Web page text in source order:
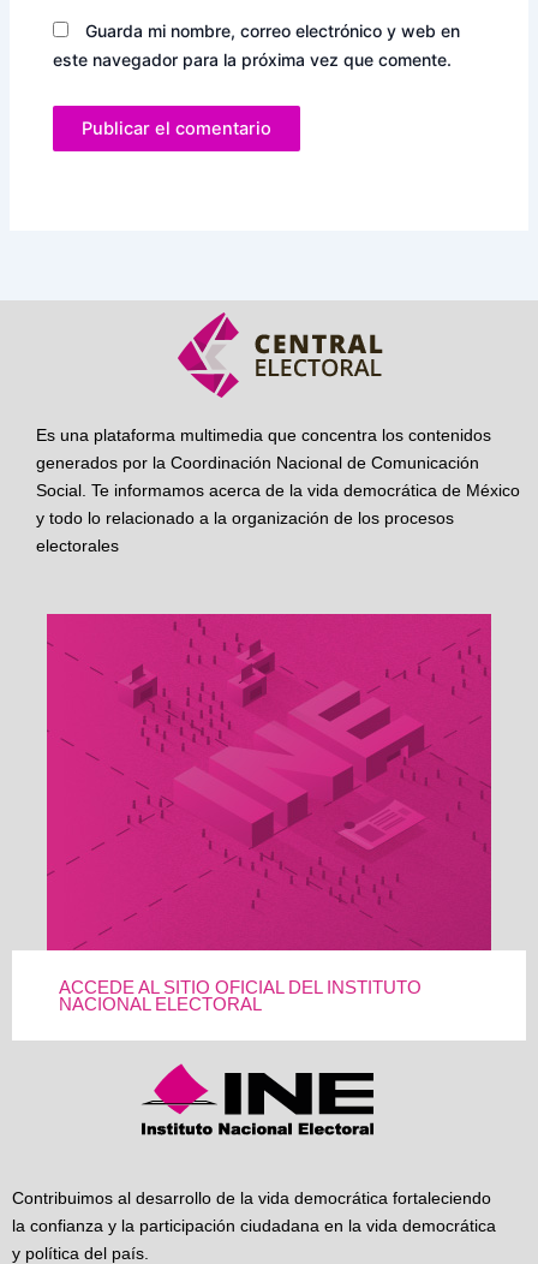
Guarda mi nombre, correo electrónico y web en
este navegador para la próxima vez que comente.
Es una plataforma multimedia que concentra los contenidos
generados por la Coordinación Nacional de Comunicación
Social. Te informamos acerca de la vida democrática de México
y todo lo relacionado a la organización de los procesos
electorales
ACCEDE AL SITIO OFICIAL DEL INSTITUTO
NACIONAL ELECTORAL
Contribuimos al desarrollo de la vida democrática fortaleciendo
la confianza y la participación ciudadana en la vida democrática
y política del país.